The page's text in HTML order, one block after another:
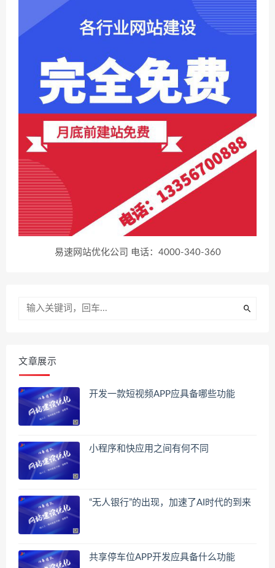
易速网站优化公司 电话：4000-340-360
文章展示
开发一款短视频APP应具备哪些功能
小程序和快应用之间有何不同
“无人银行”的出现，加速了AI时代的到来
共享停车位APP开发应具备什么功能